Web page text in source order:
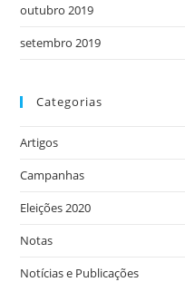
outubro 2019
setembro 2019
Categorias
Artigos
Campanhas
Eleições 2020
Notas
Notícias e Publicações